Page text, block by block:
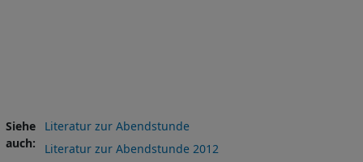
Siehe
auch
Literatur zur Abendstunde
Literatur zur Abendstunde 2012